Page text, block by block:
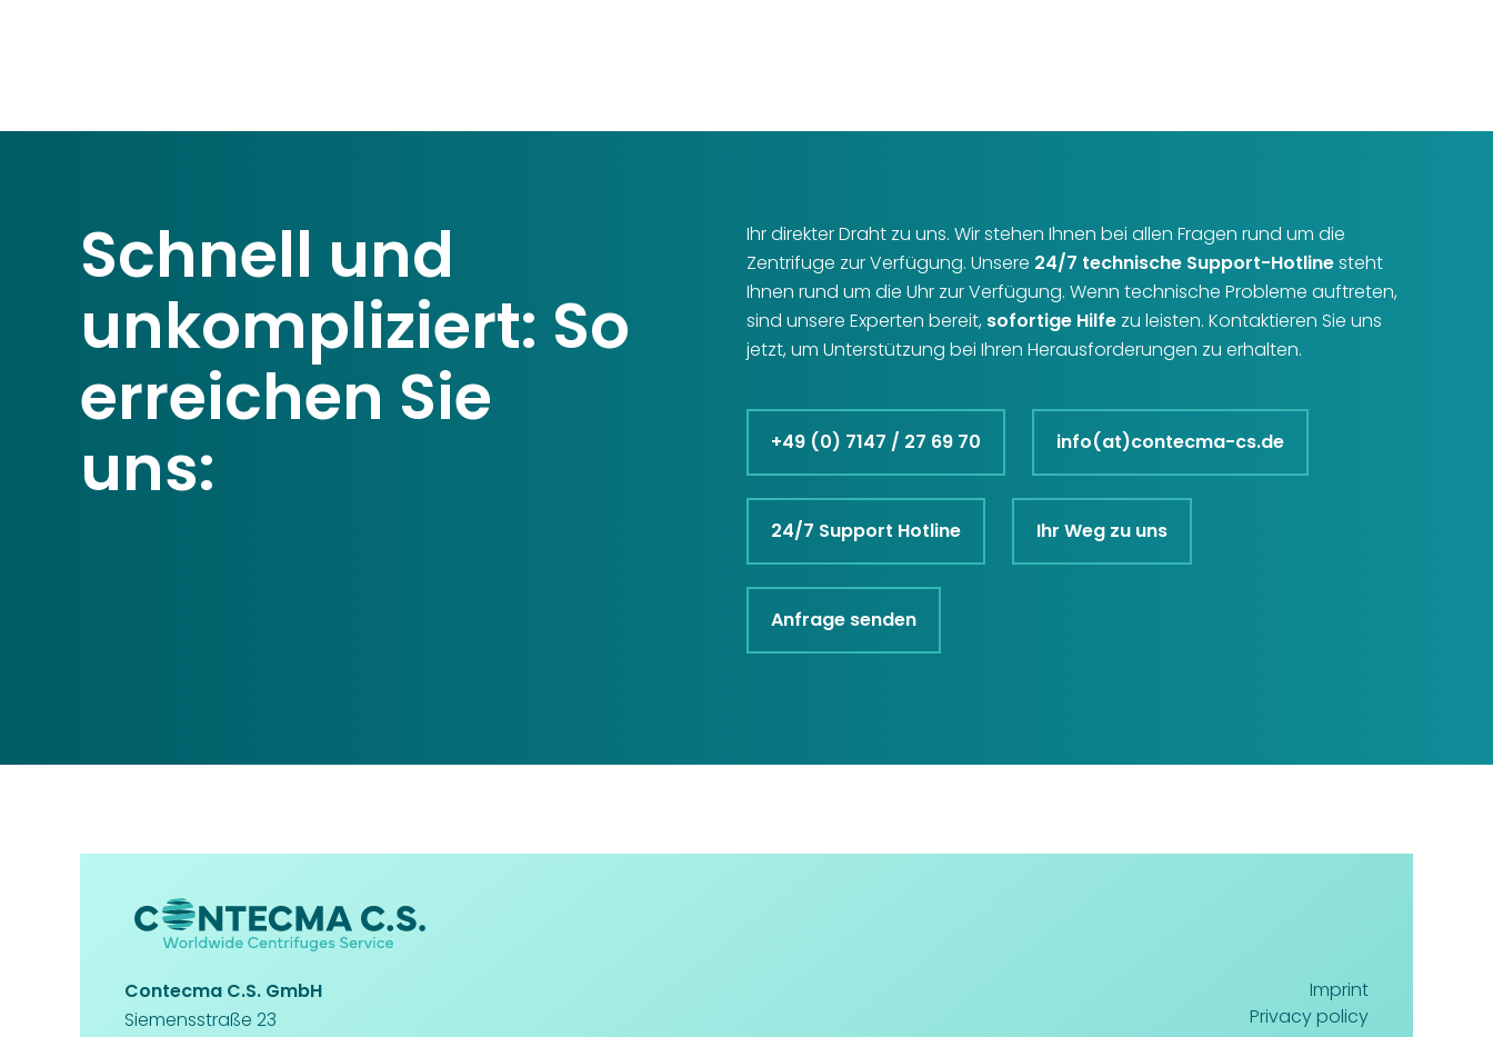
Schnell und
unkompliziert: So
erreichen Sie
uns:
Ihr direkter Draht zu uns. Wir stehen Ihnen bei allen Fragen rund um die
Zentrifuge zur Verfügung. Unsere 24/7 technische Support-Hotlinesteht
Ihnen rund um die Uhr zur Verfügung. Wenn technische Probleme auftreten,
sind unsere Experten bereit, sofortige Hilfe zu leisten. Kontaktieren Sie uns
jetzt, um Unterstützung bei Ihren Herausforderungen zu erhalten.
+49 (0) 7147 / 27 69 70 info(at)contecma-cs.de
24/7 Support Hotline Ihr Weg zu uns
Anfrage senden
Contecma C.S. GmbH
Siemensstraße 23
Imprint
Privacy policy